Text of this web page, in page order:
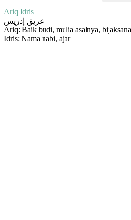
Ariq Idris
عريق إدريس
Ariq: Baik budi, mulia asalnya, bijaksana
Idris: Nama nabi, ajar